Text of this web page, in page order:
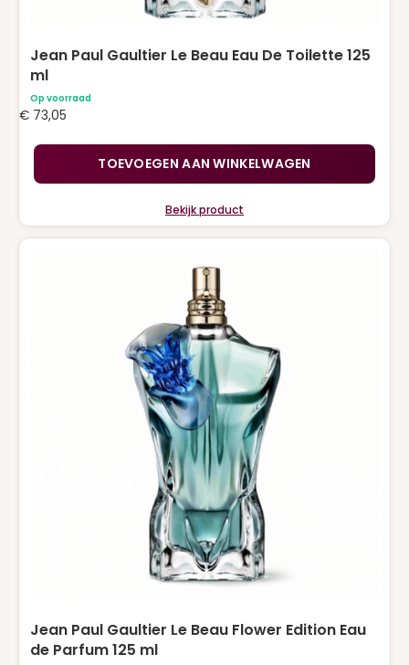
Jean Paul Gaultier Le Beau Eau De Toilette 125
ml
Op voorraad
€ 73,05
TOEVOEGEN AAN WINKELWAGEN
Bekijk product
Jean Paul Gaultier Le Beau Flower Edition Eau
de Parfum 125 ml